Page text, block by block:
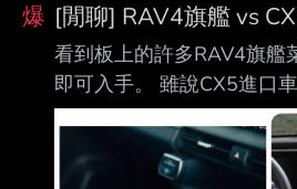
爆 [閒聊] RAV4旗艦 vs
看到板上的許多RAV4旗艦
即可入手。 雖說CX5進口
117(-2)跟RAV4的差距也
RAV4的神油耗就不必多
應該比馬自達的ACC好。